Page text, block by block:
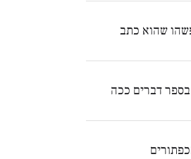
שהוא כתב
דברים ככה